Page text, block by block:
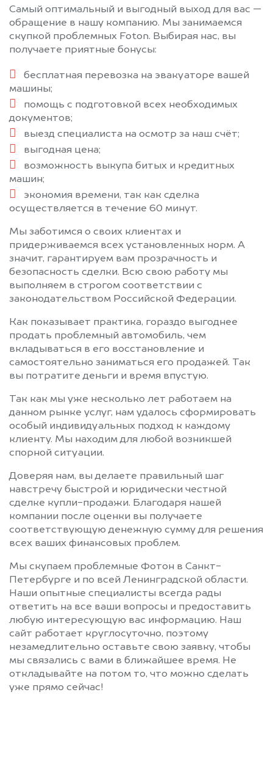
Самый оптимальный и выгодный выход для вас —
обращение в нашу компанию. Мы занимаемся
скупкой проблемных Foton. Выбирая нас, вы
получаете приятные бонусы:
бесплатная перевозка на эвакуаторе вашей
машины;
помощь с подготовкой всех необходимых
документов;
выезд специалиста на осмотр за наш счёт;
выгодная цена;
возможность выкупа битых и кредитных
машин;
экономия времени, так как сделка
осуществляется в течение 60 минут.
Мы заботимся о своих клиентах и
придерживаемся всех установленных норм. А
значит, гарантируем вам прозрачность и
безопасность сделки. Всю свою работу мы
выполняем в строгом соответствии с
законодательством Российской Федерации.
Как показывает практика, гораздо выгоднее
продать проблемный автомобиль, чем
вкладываться в его восстановление и
самостоятельно заниматься его продажей. Так
вы потратите деньги и время впустую.
Так как мы уже несколько лет работаем на
данном рынке услуг, нам удалось сформировать
особый индивидуальных подход к каждому
клиенту. Мы находим для любой возникшей
спорной ситуации.
Доверяя нам, вы делаете правильный шаг
навстречу быстрой и юридически честной
сделке купли-продажи. Благодаря нашей
компании после оценки вы получаете
соответствующую денежную сумму для решения
всех ваших финансовых проблем.
Мы скупаем проблемные Фотон в Санкт-
Петербурге и по всей Ленинградской области.
Наши опытные специалисты всегда рады
ответить на все ваши вопросы и предоставить
любую интересующую вас информацию. Наш
сайт работает круглосуточно, поэтому
незамедлительно оставьте свою заявку, чтобы
мы связались с вами в ближайшее время. Не
откладывайте на потом то, что можно сделать
уже прямо сейчас!